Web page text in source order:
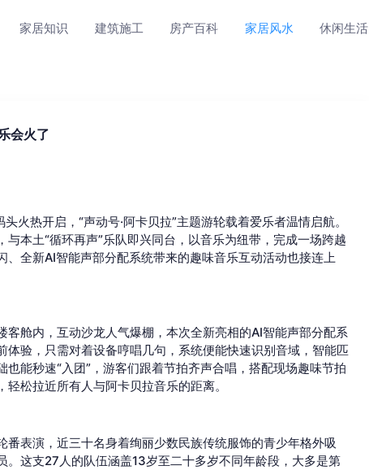
家居知识 建筑施工 房产百科 家居风水 休闲生活
会火了
热开启，“声动号·阿卡贝拉”主题游轮载着爱乐者温情启航。
本土“循环再声”乐队即兴同台，以音乐为纽带，完成一场跨越
全新AI智能声部分配系统带来的趣味音乐互动活动也接连上
舱内，互动沙龙人气爆棚，本次全新亮相的AI智能声部分配系
验，只需对着设备哼唱几句，系统便能快速识别音域，智能匹
能秒速“入团”，游客们跟着节拍齐声合唱，搭配现场趣味节拍
松拉近所有人与阿卡贝拉音乐的距离。
表演，近三十名身着绚丽少数民族传统服饰的青少年格外吸
这支27人的队伍涵盖13岁至二十多岁不同年龄段，大多是第